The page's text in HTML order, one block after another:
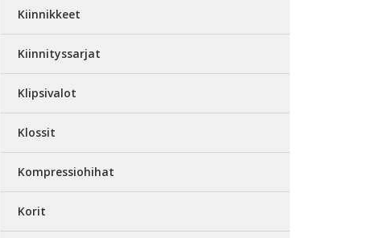
Kiinnikkeet
Kiinnityssarjat
Klipsivalot
Klossit
Kompressiohihat
Korit